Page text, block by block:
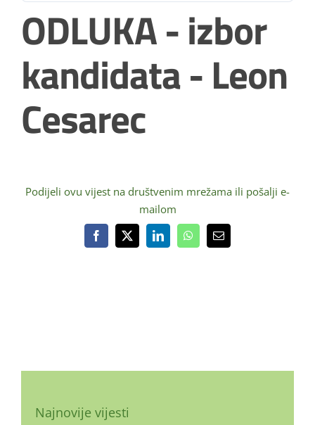
ODLUKA - izbor
kandidata - Leon
Cesarec
Podijeli ovu vijest na društvenim mrežama ili pošalji e-
mailom
Facebook
X LinkedInWhatsAppEmail:
Najnovije vijesti